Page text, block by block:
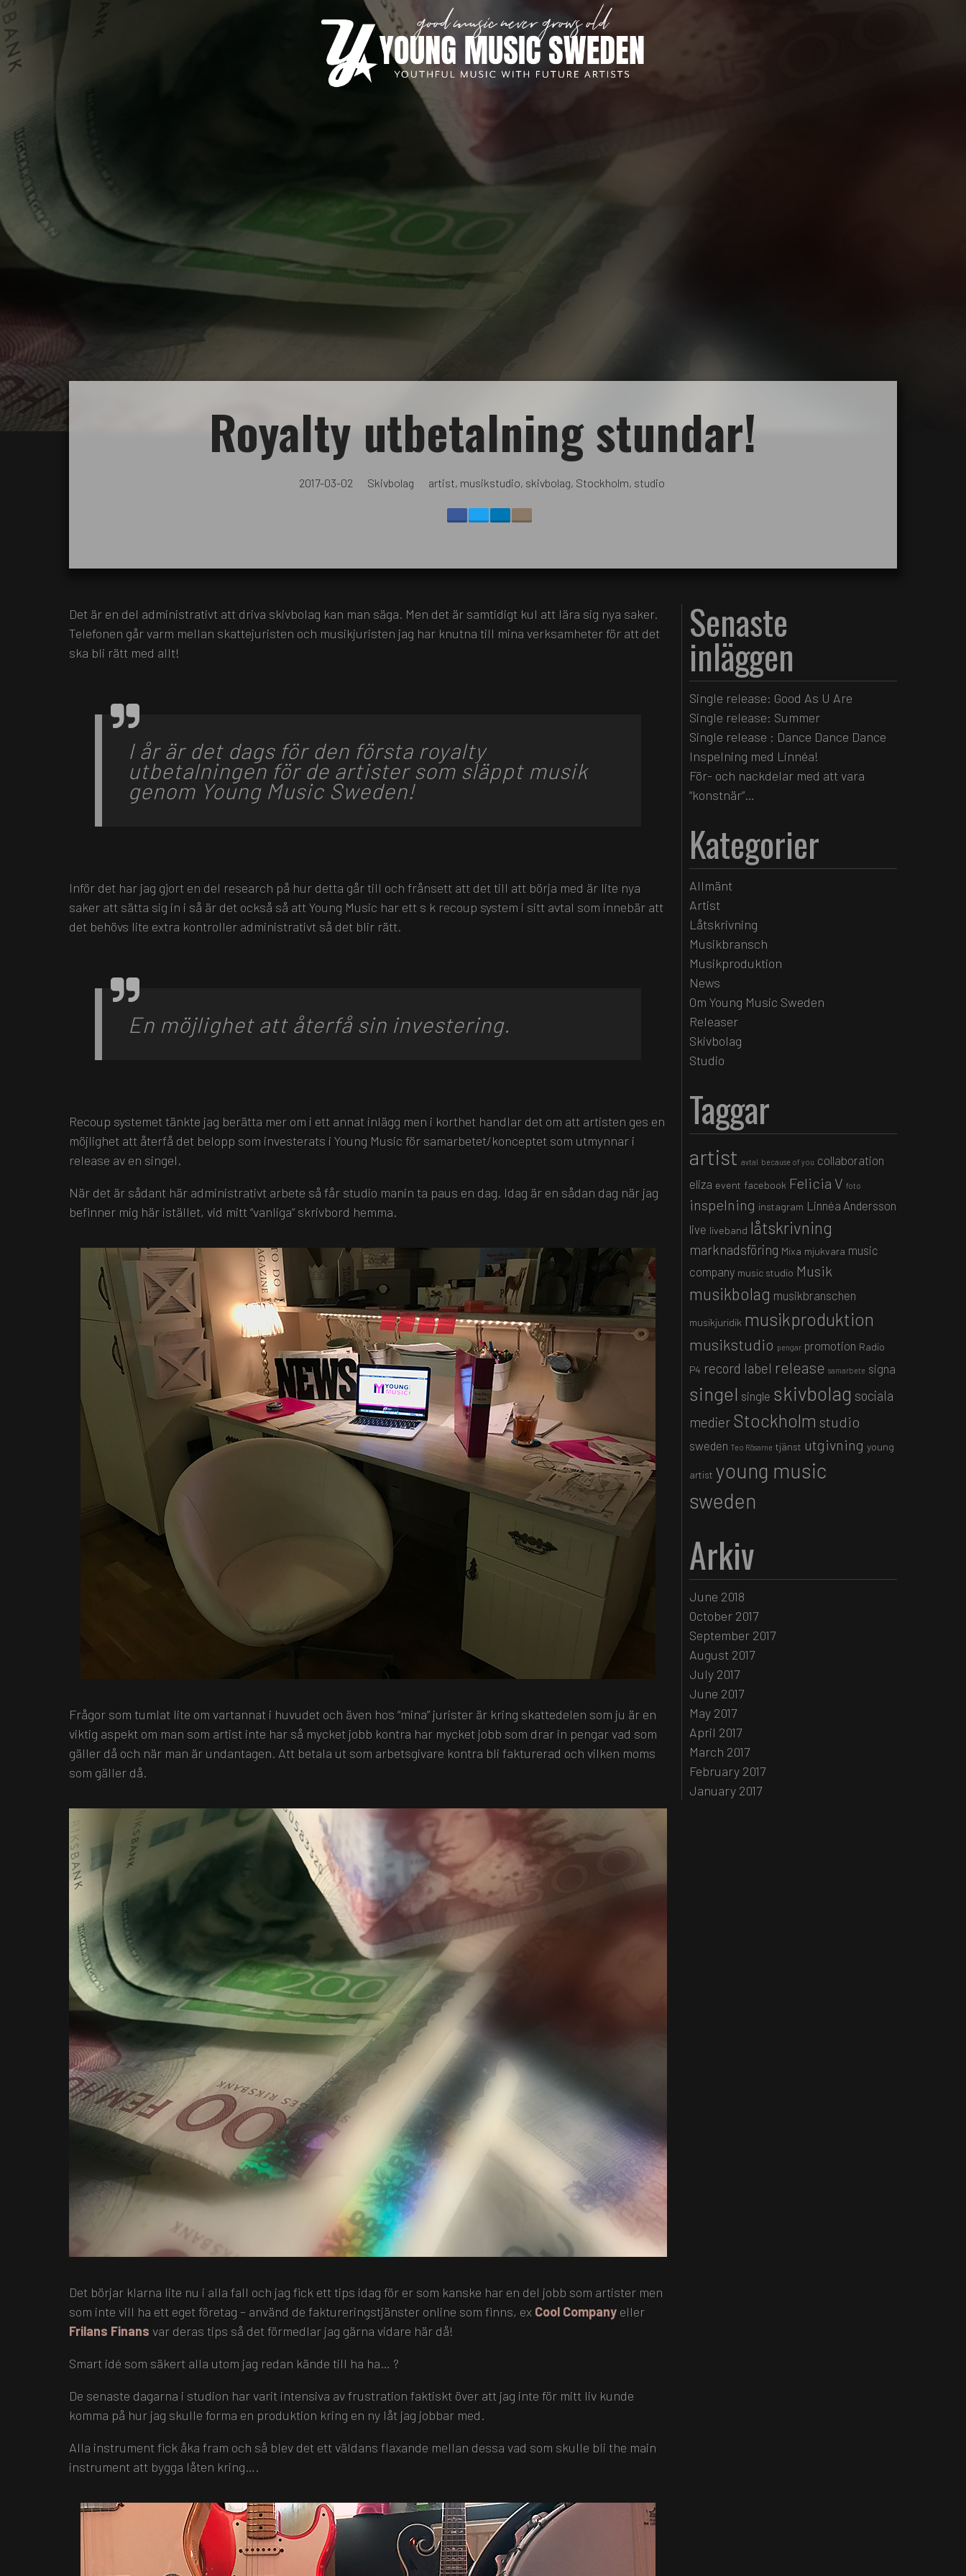
Royalty utbetalning stundar!
2017-03-02 Skivbolag artist, musikstudio, skivbolag, Stockholm, studio
Det är en del administrativt att driva skivbolag kan man säga. Men det är samtidigt kul att lära sig nya saker.
Telefonen går varm mellan skattejuristen och musikjuristen jag har knutna till mina verksamheter för att det
ska bli rätt med allt!
I år är det dags för den första royalty
utbetalningen för de artister som släppt musik
genom Young Music Sweden!
Inför det har jag gjort en del research på hur detta går till och frånsett att det till att börja med är lite nya
saker att sätta sig in i så är det också så att Young Music har ett s k recoup system i sitt avtal som innebär att
det behövs lite extra kontroller administrativt så det blir rätt.
En möjlighet att återfå sin investering.
Recoup systemet tänkte jag berätta mer om i ett annat inlägg men i korthet handlar det om att artisten ges en
möjlighet att återfå det belopp som investerats i Young Music för samarbetet/konceptet som utmynnar i
release av en singel.
När det är sådant här administrativt arbete så får studio manin ta paus en dag. Idag är en sådan dag när jag
befinner mig här istället, vid mitt “vanliga” skrivbord hemma.
Frågor som tumlat lite om vartannat i huvudet och även hos “mina” jurister är kring skattedelen som ju är en
viktig aspekt om man som artist inte har så mycket jobb kontra har mycket jobb som drar in pengar vad som
gäller då och när man är undantagen. Att betala ut som arbetsgivare kontra bli fakturerad och vilken moms
som gäller då.
Det börjar klarna lite nu i alla fall och jag fick ett tips idag för er som kanske har en del jobb som artister men
som inte vill ha ett eget företag – använd de faktureringstjänster online som finns, ex Cool Company eller
Frilans Finans var deras tips så det förmedlar jag gärna vidare här då!
Smart idé som säkert alla utom jag redan kände till ha ha… ?
De senaste dagarna i studion har varit intensiva av frustration faktiskt över att jag inte för mitt liv kunde
komma på hur jag skulle forma en produktion kring en ny låt jag jobbar med.
Alla instrument fick åka fram och så blev det ett väldans flaxande mellan dessa vad som skulle bli the main
instrument att bygga låten kring….
Senaste
inläggen
Single release: Good As U Are
Single release: Summer
Single release : Dance Dance Dance
Inspelning med Linnéa!
För- och nackdelar med att vara
“konstnär”…
Kategorier
Allmänt
Artist
Låtskrivning
Musikbransch
Musikproduktion
News
Om Young Music Sweden
Releaser
Skivbolag
Studio
Taggar
artist avtal because of you collaboration
eliza event facebook Felicia V foto
inspelning instagram Linnéa Andersson
live liveband låtskrivning
marknadsföring Mixa mjukvara music
company music studio Musik
musikbolag musikbranschen
musikjuridik musikproduktion
musikstudio pengar promotion Radio
P4 record label release samarbete signa
singel single skivbolag sociala
medier Stockholm studio
sweden Teo Rösarne tjänst utgivning young
artist young music
sweden
Arkiv
June 2018
October 2017
September 2017
August 2017
July 2017
June 2017
May 2017
April 2017
March 2017
February 2017
January 2017